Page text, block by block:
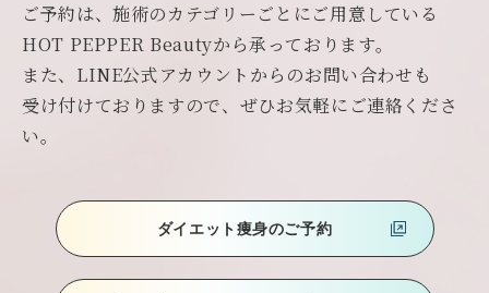
ご予約は、施術のカテゴリーごとにご用意している
HOT PEPPER Beautyから承っております。
また、LINE公式アカウントからのお問い合わせも
受け付けておりますので、ぜひお気軽にご連絡くださ
い。
ダイエット痩身のご予約